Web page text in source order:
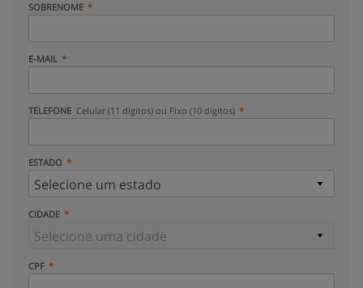
SOBRENOME
E-MAIL
TELEFONE Celular (11 dígitos) ou Fixo (10 dígitos)
ESTADO
CIDADE
CPF